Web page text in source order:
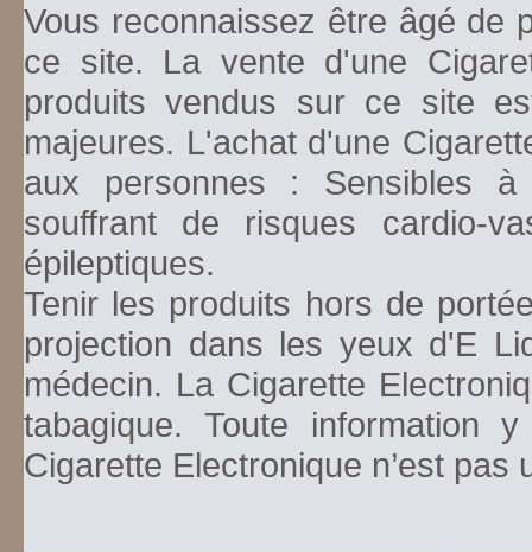
Vous reconnaissez être âgé de
ce site. La vente d'une
produits vendus sur ce site
majeures. L'achat d'une
aux personnes : Sensibles
souffrant de risques cardio-
épileptiques.
Tenir les produits hors de
projection dans les yeux d'E
médecin. La Cigarette
tabagique. Toute information
Cigarette Electronique n’est pas